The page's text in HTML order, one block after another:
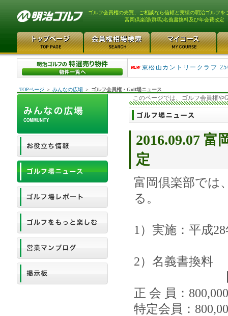
ゴルフ会員権の売買、ご相談なら信頼と実績の明治ゴルフを
富岡倶楽部(群馬)名義書換料及び年会費改定
平塚富士見カントリーク
東松山カントリークラブ
TOPページ ＞ みんなの広場 ＞ ゴルフ会員権・Golf場ニュース
このページでは、ゴルフ会員権や
2016.09.07
定
富岡倶楽部では
る。
1）実施：平成
2）名義書換料
正 会 員：
特定会員：